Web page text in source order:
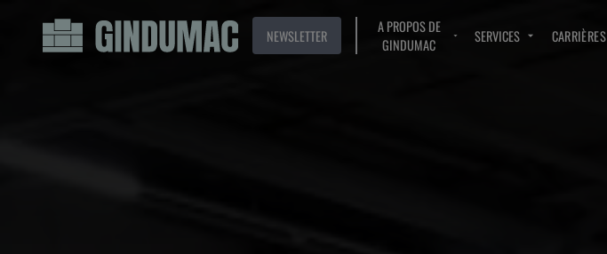
NEWSLETTER
A PROPOS DE
GINDUMAC
SERVICES CARRIÈRES